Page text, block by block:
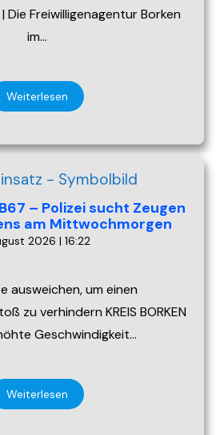
Die Freiwilligenagentur Borken
im…
Weiterlesen
– Polizei sucht Zeugen
am Mittwochmorgen
2026 | 16:22
ausweichen, um einen
zu verhindern KREIS BORKEN
Geschwindigkeit…
Weiterlesen